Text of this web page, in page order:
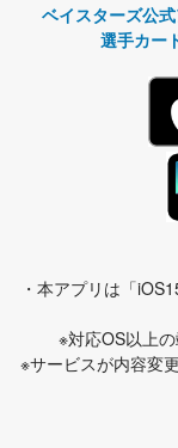
ベイスターズ公
選手カー
・本アプリは「
※対応OS以上
※サービスが内容変